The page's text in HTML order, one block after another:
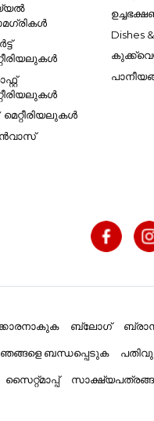
മെറ്റീരിയലുകൾ
Dishes
ബ്ലോഗ്
ഞങ്ങളെ ബന്ധപ്പെടുക
സൈറ്റ്മാപ്പ്